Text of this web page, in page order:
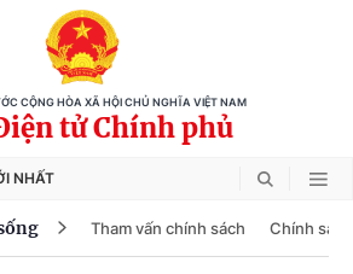
CỘNG HÒA XÃ HỘI CHỦ NGHĨA VIỆT NAM
tử Chính phủ
NHẤT
Tham vấn chính sách Chính